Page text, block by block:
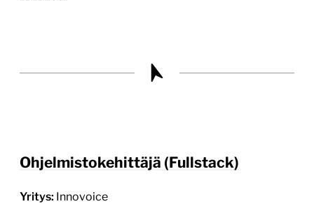
Ohjelmistokehittäjä (Fullstack)
Yritys: Innovoice